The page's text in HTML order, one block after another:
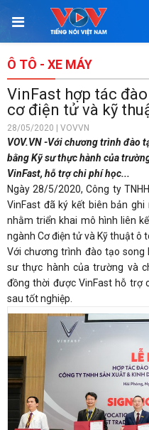
Ô TÔ - XE MÁY
VinFast hợp tác
cơ điện tử và kỹ
28/05/2020 | VOVVN
VOV.VN -Với chương trình đào
bằng Kỹ sư thực hành của
VinFast, hỗ trợ chi phí học...
Ngày 28/5/2020, Công ty
VinFast đã ký kết biên bản
nhằm triển khai mô hình liên
ngành Cơ điện tử và Kỹ thuật ô
Với chương trình đào tạo song
sư thực hành của trường và
đồng thời được VinFast hỗ trợ
sau tốt nghiệp.